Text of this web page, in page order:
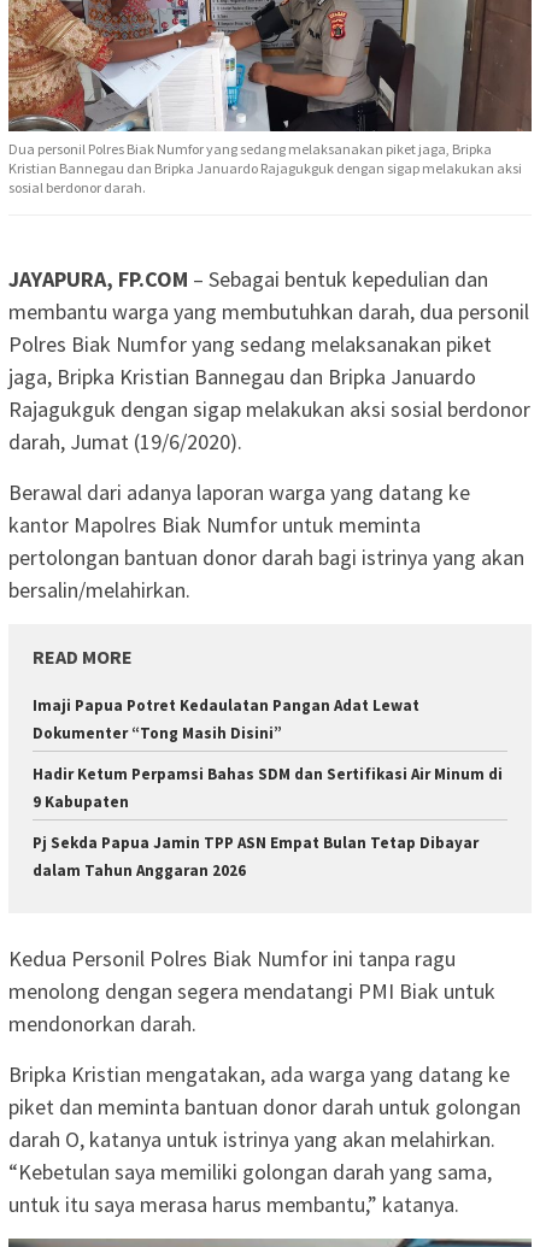
Dua personil Polres Biak Numfor yang sedang melaksanakan piket jaga, Bripka
Kristian Bannegau dan Bripka Januardo Rajagukguk dengan sigap melakukan aksi
sosial berdonor darah.
JAYAPURA, FP.COM – Sebagai bentuk kepedulian dan
membantu warga yang membutuhkan darah, dua personil
Polres Biak Numfor yang sedang melaksanakan piket
jaga, Bripka Kristian Bannegau dan Bripka Januardo
Rajagukguk dengan sigap melakukan aksi sosial berdonor
darah, Jumat (19/6/2020).
Berawal dari adanya laporan warga yang datang ke
kantor Mapolres Biak Numfor untuk meminta
pertolongan bantuan donor darah bagi istrinya yang akan
bersalin/melahirkan.
READ MORE
Imaji Papua Potret Kedaulatan Pangan Adat Lewat
Dokumenter “Tong Masih Disini”
Hadir Ketum Perpamsi Bahas SDM dan Sertifikasi Air Minum di
9 Kabupaten
Pj Sekda Papua Jamin TPP ASN Empat Bulan Tetap Dibayar
dalam Tahun Anggaran 2026
Kedua Personil Polres Biak Numfor ini tanpa ragu
menolong dengan segera mendatangi PMI Biak untuk
mendonorkan darah.
Bripka Kristian mengatakan, ada warga yang datang ke
piket dan meminta bantuan donor darah untuk golongan
darah O, katanya untuk istrinya yang akan melahirkan.
“Kebetulan saya memiliki golongan darah yang sama,
untuk itu saya merasa harus membantu,” katanya.